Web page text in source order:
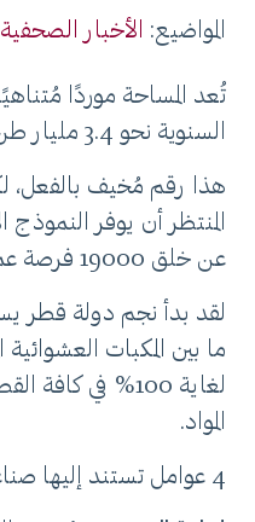
المواضيع: الأخبار الصحفية
تُعد المساحة موردًا
السنوية نحو 3.4 مليار طن على المستوى العالمي بحلول عام 2050.
هذا رقم مُخيف بالفعل،
عن خلق 19000 فرصة عمل.
ما بين المكبات
لغاية 100% في
المواد.
4 عوامل تستند إليها صناعة إدارة النفايات في قطر: